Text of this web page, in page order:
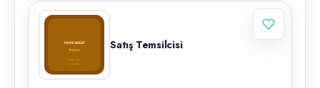
Satış Temsilcisi